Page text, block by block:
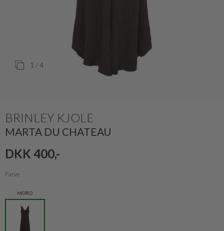
1 / 4
BRINLEY KJOLE
MARTA DU CHATEAU
DKK 400,-
Farve
MORO